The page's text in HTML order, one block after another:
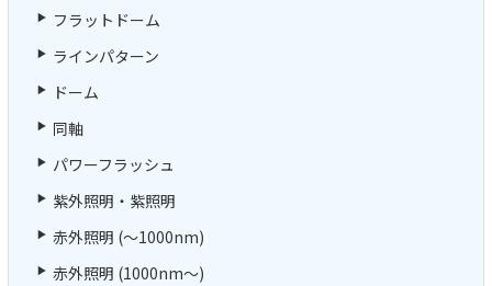
フラットドーム
ラインパターン
ドーム
同軸
パワーフラッシュ
紫外照明・紫照明
赤外照明 (～1000nm)
赤外照明 (1000nm～)